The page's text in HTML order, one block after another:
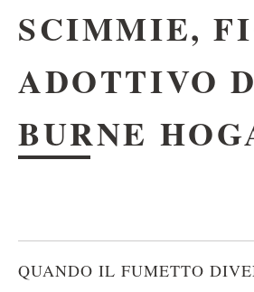
SCIMMIE,
ADOTTIVO
BURNE
QUANDO IL FUMETTO